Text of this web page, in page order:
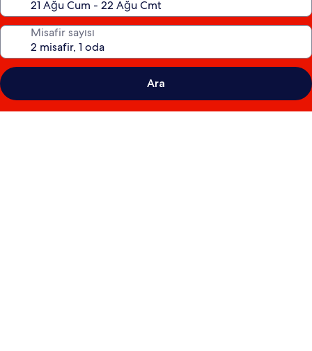
Misafir sayısı
Ara